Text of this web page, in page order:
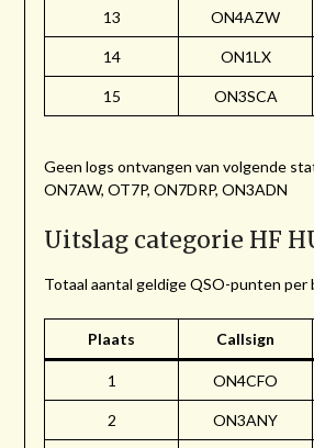
13 ON4AZW
14 ON1LX
15 ON3SCA
Geen logs ontvangen van volgende
ON7AW, OT7P, ON7DRP, ON3ADN
Uitslag categorie HF
Totaal aantal geldige QSO-punten per
Plaats Callsign
1 ON4CFO
2 ON3ANY